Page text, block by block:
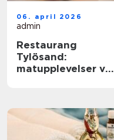
06. april 2026
admin
Restaurang
Tylösand:
matupplevelser vid